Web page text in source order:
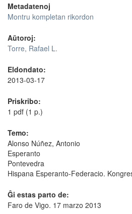
Metadatenoj
Montru kompletan rikordon
Aŭtoroj:
Torre, Rafael L.
Eldondato:
2013-03-17
Priskribo:
1 pdf (1 p.)
Temo:
Alonso Núñez, Antonio
Esperanto
Pontevedra
Hispana Esperanto-Federacio.
Ĝi estas parto de:
Faro de Vigo. 17 marzo 2013